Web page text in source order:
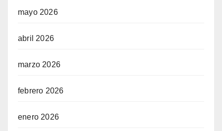
mayo 2026
abril 2026
marzo 2026
febrero 2026
enero 2026